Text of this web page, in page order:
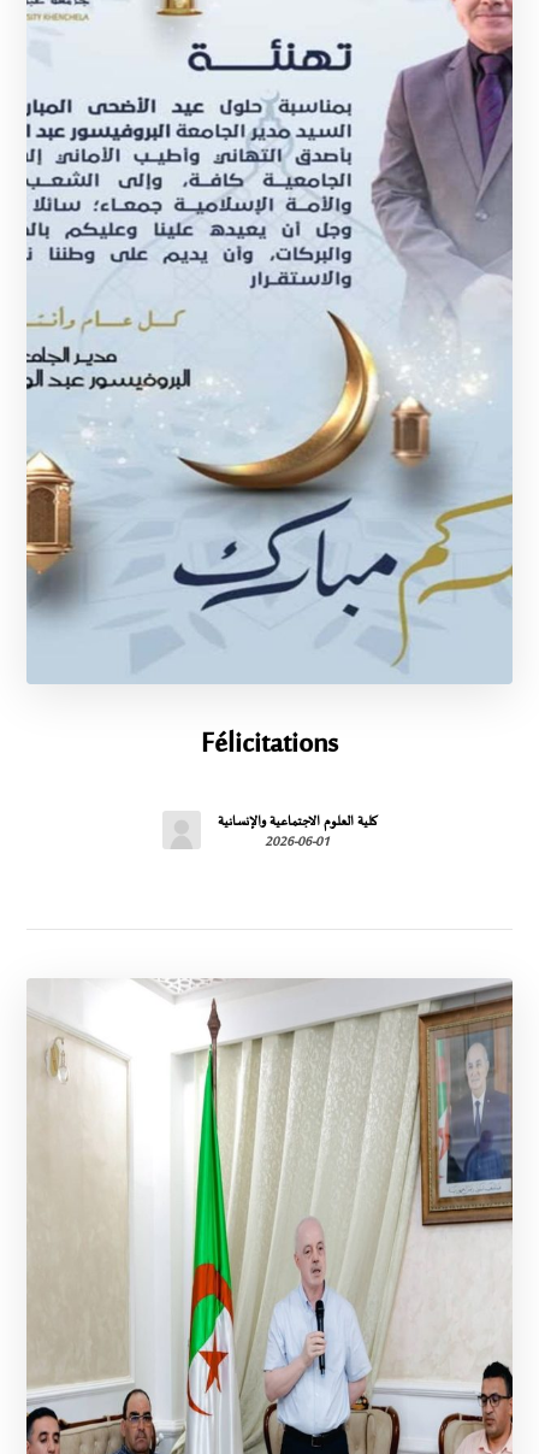
Félicitations
كلية العلوم الاجتماعية والإنسانية
2026-06-01